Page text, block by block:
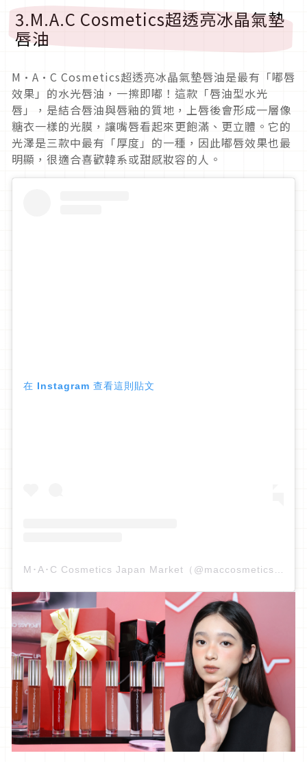
3.M.A.C Cosmetics超透亮冰晶氣墊
唇油
M·A·C Cosmetics超透亮冰晶氣墊唇油是最有「嘟唇
效果」的水光唇油，一擦即嘟！這款「唇油型水光
唇」，是結合唇油與唇釉的質地，上唇後會形成一層像
糖衣一樣的光膜，讓嘴唇看起來更飽滿、更立體。它的
光澤是三款中最有「厚度」的一種，因此嘟唇效果也最
明顯，很適合喜歡韓系或甜感妝容的人。
在 Instagram 查看這則貼文
M･A･C Cosmetics Japan Market（@maccosmeticsjapan）分享的貼文